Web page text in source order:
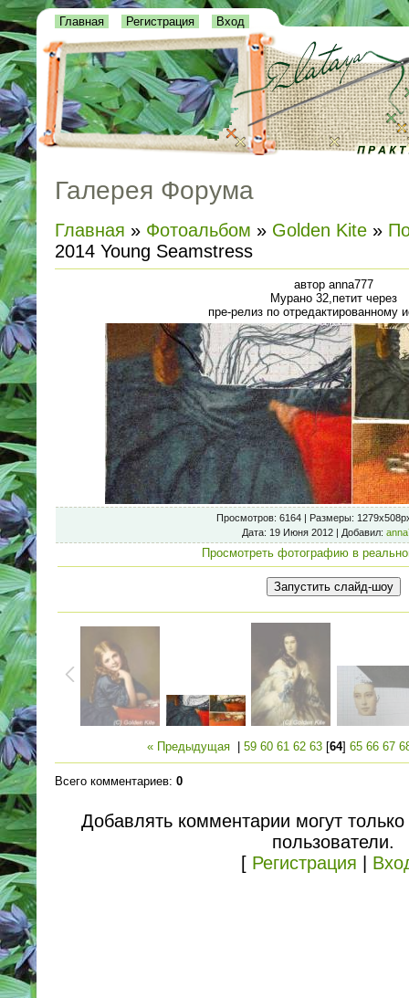
Главная Регистрация Вход
Галерея Форума
Главная » Фотоальбом » Golden Kite »
2014 Young Seamstress
автор anna777
Мурано 32,петит через
пре-релиз по отредактированному
Просмотров: 6164 | Размеры:
Дата: 19 Июня 2012 | Добавил:
Просмотреть фотографию в
« Предыдущая 59 60 61 62 63 [64] 65 66 67
Всего комментариев: 0
Добавлять комментарии могут
пользователи.
[ Регистрация